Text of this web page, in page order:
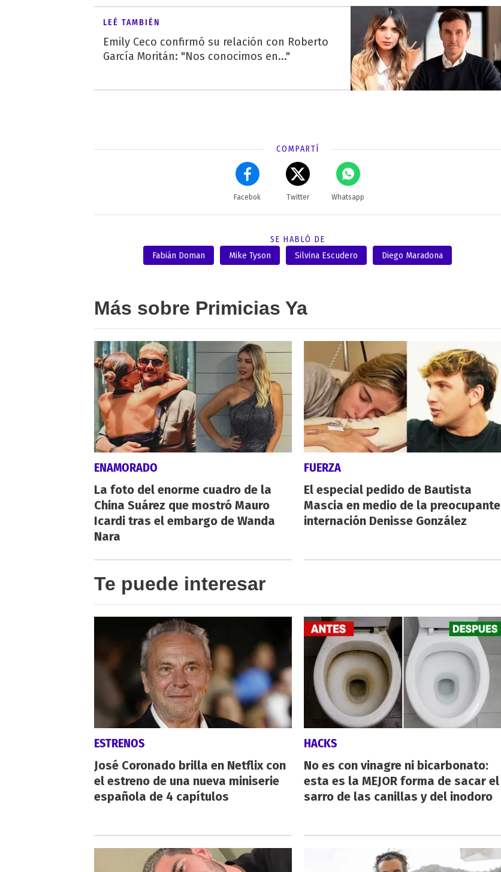
LEÉ TAMBIÉN
Emily Ceco confirmó su relación con Roberto
García Moritán: "Nos conocimos en..."
COMPARTÍ
Facebok Twitter Whatsapp
SE HABLÓ DE
Fabián Doman
Mike Tyson Silvina Escudero Diego Maradona
Más sobre Primicias Ya
ENAMORADO
La foto del enorme cuadro de la
China Suárez que mostró Mauro
Icardi tras el embargo de Wanda
Nara
FUERZA
El especial pedido de Bautista
Mascia en medio de la preocupante
internación Denisse González
Te puede interesar
ESTRENOS
José Coronado brilla en Netflix con
el estreno de una nueva miniserie
española de 4 capítulos
HACKS
No es con vinagre ni bicarbonato:
esta es la MEJOR forma de sacar el
sarro de las canillas y del inodoro